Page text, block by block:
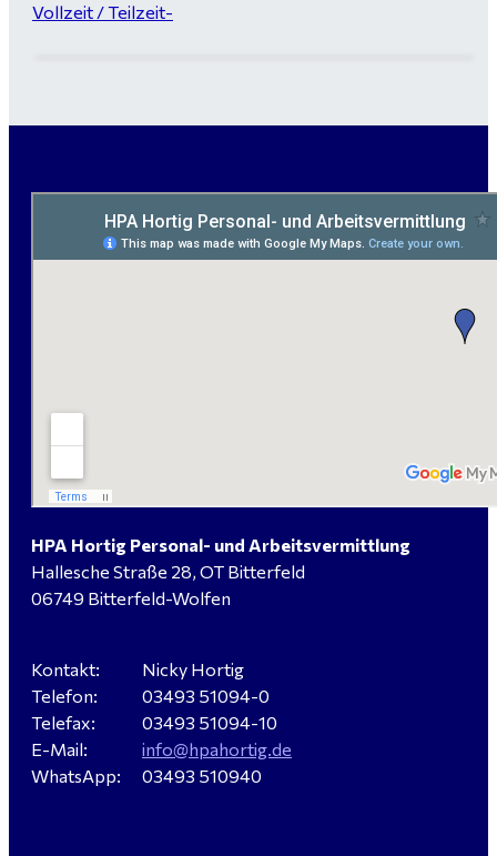
Vollzeit / Teilzeit-
Maurer / Putzer (m/w/d) Bitterfeld-Wolfen gesucht -
ab 3.500 € (keine Montage)
Elektromeister / -techniker (m/w/d) Kalkulation /
Planung / Überwachung - Bitterfeld-Wolfen
Hausmeister (m/w/d) für ein festes Objekt in
Verkäufer / Fachberater (m/w/d) - Baustoffe Fliesen -
für Dessau-Roßlau gesucht
HPA Hortig Personal- und Arbeitsvermittlung
Hallesche Straße 28, OT Bitterfeld
06749 Bitterfeld-Wolfen
Kontakt:
Telefon:
Telefax:
E-Mail:
WhatsApp:
Nicky Hortig
03493 51094-0
03493 51094-10
info@hpahortig.de
03493 510940